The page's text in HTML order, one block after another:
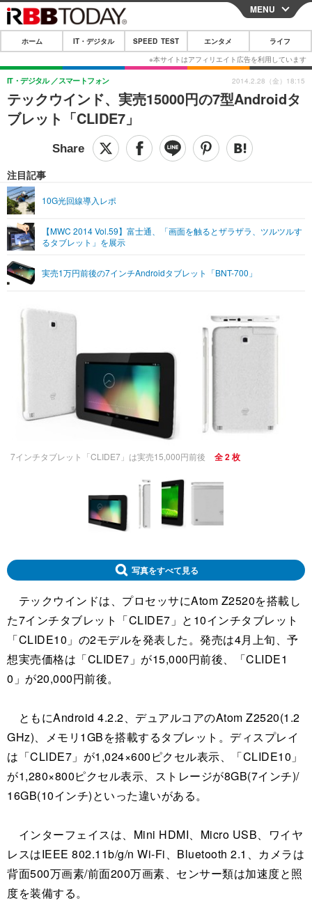
CLOSE
ホーム
IT・デジタル
IT・デジタルTOP スマートフォン
ショッピング その他
SPEED TEST
エンタメTOP 映画・ドラマ
グラビア
ショッピング その他
ライフTOP
その他
リリース一覧
プッシュ通知の停止方法
MENU
ホーム IT・デジタル SPEED TEST エンタメ ライフ
テックウインド、実売15000円の7型Androidタ
ブレット「CLIDE7」
IT・デジタル スマートフォン
注目記事
10G光回線導入レポ
【MWC 2014 Vol.59】富士通、「画面を触るとザラザラ、ツルツルす
るタブレット」を展示
実売1万円前後の7インチAndroidタブレット「BNT-700」
2014.2.28（金）18:15
7インチタブレット「CLIDE7」は実売15,000円前後 全 2 枚
写真をすべて見る
テックウインドは、プロセッサにAtom Z2520を搭載し
た7インチタブレット「CLIDE7」と10インチタブレット
「CLIDE10」の2モデルを発表した。発売は4月上旬、予
想実売価格は「CLIDE7」が15,000円前後、「CLIDE1
0」が20,000円前後。
ともにAndroid 4.2.2、デュアルコアのAtom Z2520(1.2
GHz)、メモリ1GBを搭載するタブレット。ディスプレイ
は「CLIDE7」が1,024×600ピクセル表示、「CLIDE10」
が1,280×800ピクセル表示、ストレージが8GB(7インチ)/
16GB(10インチ)といった違いがある。
インターフェイスは、Mini HDMI、Micro USB、ワイヤ
レスはIEEE 802.11b/g/n Wi-Fi、Bluetooth 2.1、カメラは
背面500万画素/前面200万画素、センサー類は加速度と照
度を装備する。